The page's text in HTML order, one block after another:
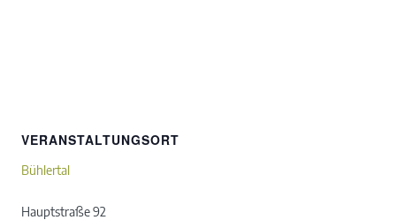
VERANSTALTUNGSORT
Bühlertal
Hauptstraße 92